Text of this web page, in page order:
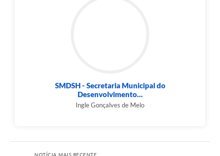
SMDSH - Secretaria Municipal do
Desenvolvimento...
Ingle Gonçalves de Melo
NOTÍCIA MAIS RECENTE